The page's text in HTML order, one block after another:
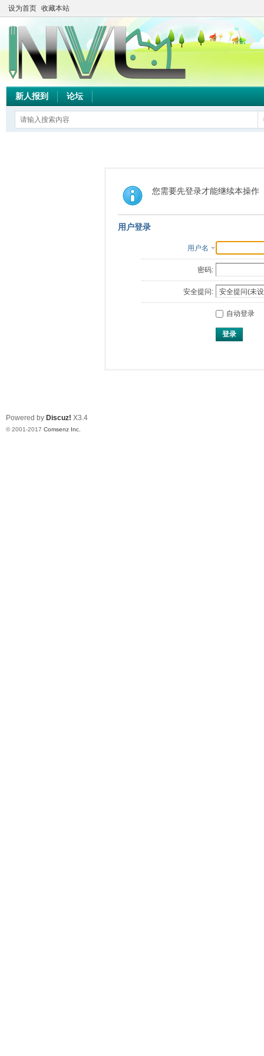
设为首页 收藏本站
新人报到 论坛
您需要先登录才能继续本操作
用户登录
用户名
密码:
安全提问:
自动登录
登录
Powered by Discuz! X3.4
© 2001-2017 Comsenz Inc.